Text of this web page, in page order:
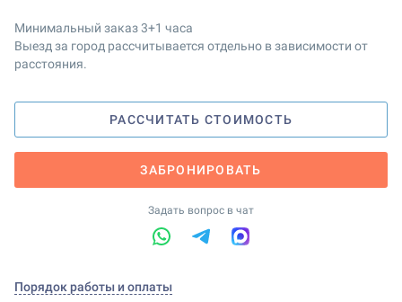
Минимальный заказ 3+1 часа
Выезд за город рассчитывается отдельно в зависимости от
расстояния.
РАССЧИТАТЬ СТОИМОСТЬ
ЗАБРОНИРОВАТЬ
Задать вопрос в чат
Порядок работы и оплаты